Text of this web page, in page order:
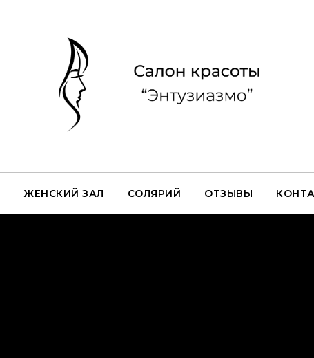
ЖЕНСКИЙ ЗАЛ СОЛЯРИЙ ОТЗЫВЫ